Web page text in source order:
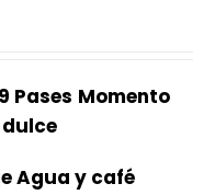
9 Pases Momento
dulce
Agua y café